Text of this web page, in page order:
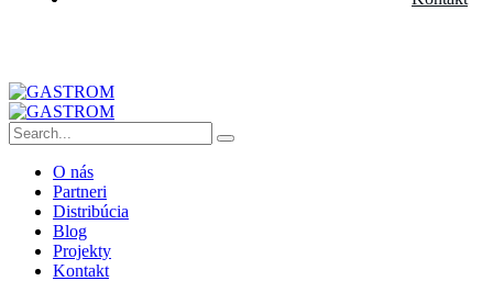
O nás
Partneri
Distribúcia
Blog
Projekty
Kontakt